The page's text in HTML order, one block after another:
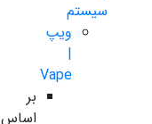
سیستم
ویپ
|
Vape
بر
اساس